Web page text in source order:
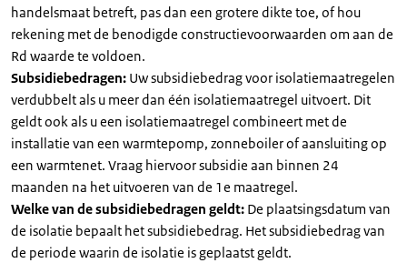
handelsmaat betreft, pas dan een grotere dikte toe, of hou
rekening met de benodigde constructievoorwaarden om aan de
Rd waarde te voldoen.
Subsidiebedragen: Uw subsidiebedrag voor isolatiemaatregelen
verdubbelt als u meer dan één isolatiemaatregel uitvoert. Dit
geldt ook als u een isolatiemaatregel combineert met de
installatie van een warmtepomp, zonneboiler of aansluiting op
een warmtenet. Vraag hiervoor subsidie aan binnen 24
maanden na het uitvoeren van de 1e maatregel.
Welke van de subsidiebedragen geldt: De plaatsingsdatum van
de isolatie bepaalt het subsidiebedrag. Het subsidiebedrag van
de periode waarin de isolatie is geplaatst geldt.